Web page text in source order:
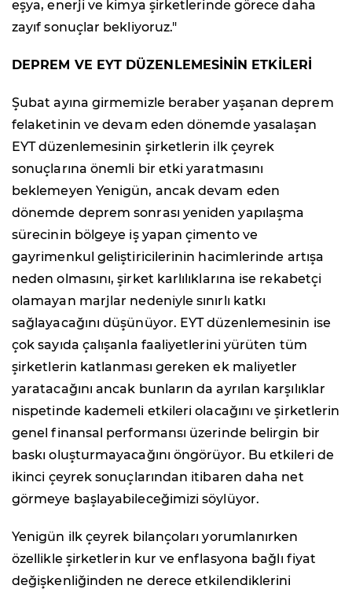
eşya, enerji ve kimya şirketlerinde görece daha
zayıf sonuçlar bekliyoruz."
DEPREM VE EYT DÜZENLEMESİNİN ETKİLERİ
Şubat ayına girmemizle beraber yaşanan deprem
felaketinin ve devam eden dönemde yasalaşan
EYT düzenlemesinin şirketlerin ilk çeyrek
sonuçlarına önemli bir etki yaratmasını
beklemeyen Yenigün, ancak devam eden
dönemde deprem sonrası yeniden yapılaşma
sürecinin bölgeye iş yapan çimento ve
gayrimenkul geliştiricilerinin hacimlerinde artışa
neden olmasını, şirket karlılıklarına ise rekabetçi
olamayan marjlar nedeniyle sınırlı katkı
sağlayacağını düşünüyor. EYT düzenlemesinin ise
çok sayıda çalışanla faaliyetlerini yürüten tüm
şirketlerin katlanması gereken ek maliyetler
yaratacağını ancak bunların da ayrılan karşılıklar
nispetinde kademeli etkileri olacağını ve şirketlerin
genel finansal performansı üzerinde belirgin bir
baskı oluşturmayacağını öngörüyor. Bu etkileri de
ikinci çeyrek sonuçlarından itibaren daha net
görmeye başlayabileceğimizi söylüyor.
Yenigün ilk çeyrek bilançoları yorumlanırken
özellikle şirketlerin kur ve enflasyona bağlı fiyat
değişkenliğinden ne derece etkilendiklerini